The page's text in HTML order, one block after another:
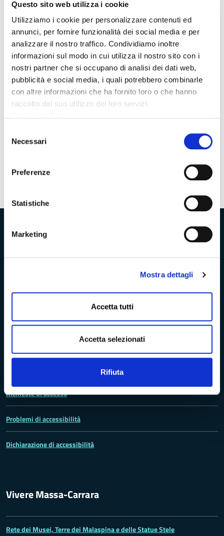
Questo sito web utilizza i cookie
Utilizziamo i cookie per personalizzare contenuti ed
annunci, per fornire funzionalità dei social media e per
analizzare il nostro traffico. Condividiamo inoltre
informazioni sul modo in cui utilizza il nostro sito con i
nostri partner che si occupano di analisi dei dati web,
pubblicità e social media, i quali potrebbero combinarle
con altre informazioni che ha fornito loro o che hanno
raccolto dal suo utilizzo dei loro servizi.
delNecessari
Preferenze
Statistiche
Marketing
Mostra dettagli
Accetta tutti
Accetta selezionati
Rifiuta
La preoccupazione del presidente Lorenzetti in una lettera
inviata ai sindaci: “Costretti a rivedere gli interventi già
programmati”
Comunicato - 10 marzo 2025
Le Istituzioni incontrano Terna: chiarimenti sul
progetto e sulla realizzazione dell’elettrodotto
Osservazioni dai singoli territori entro il 21 maggio 2025
successiva
Provincia di Massa‑Carrara
Richieste di accesso
Problemi di accessibilità
Dichiarazione di accessibilità
Vivere Massa-Carrara
Rete dei Musei, Terre dei Malaspina e delle Statue Stele